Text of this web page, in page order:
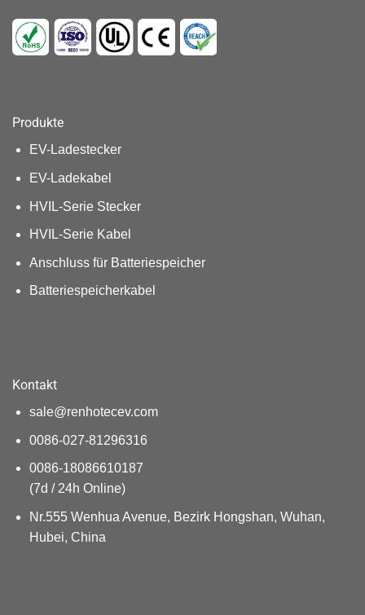
Produkte
EV-Ladestecker
EV-Ladekabel
HVIL-Serie Stecker
HVIL-Serie Kabel
Anschluss für Batteriespeicher
Batteriespeicherkabel
Kontakt
sale@renhotecev.com
0086-027-81296316
0086-18086610187
(7d / 24h Online)
Nr.555 Wenhua Avenue, Bezirk Hongshan, Wuhan,
Hubei, China